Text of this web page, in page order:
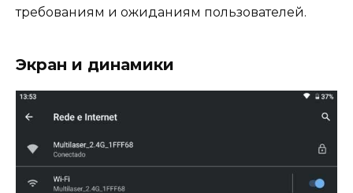
требованиям и ожиданиям пользователей.
Экран и динамики